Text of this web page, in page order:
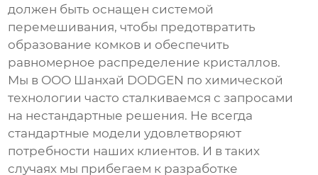
должен быть оснащен системой
перемешивания, чтобы предотвратить
образование комков и обеспечить
равномерное распределение кристаллов.
Мы в ООО Шанхай DODGEN по химической
технологии часто сталкиваемся с запросами
на нестандартные решения. Не всегда
стандартные модели удовлетворяют
потребности наших клиентов. И в таких
случаях мы прибегаем к разработке